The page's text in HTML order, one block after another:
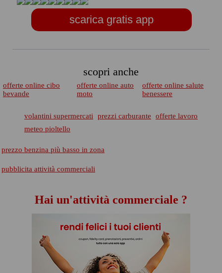
scarica gratis app
scopri anche
offerte online cibo
bevande
offerte online auto
moto
offerte online salute
benessere
volantini supermercati prezzi carburante
offerte lavoro
meteo pioltello
prezzo benzina più basso in zona
pubblicita attività commerciali
Hai un'attività commerciale ?